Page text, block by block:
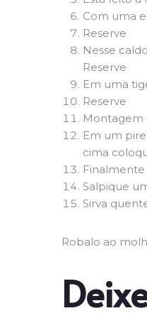
Com uma
Reserve
Nesse
Reserve
Em uma
Reserve
Montagem
Em um
cima
Salpique
Sirva
Robalo ao